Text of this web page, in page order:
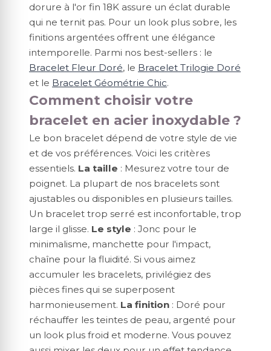
dorure à l'or fin 18K assure un éclat durable
qui ne ternit pas. Pour un look plus sobre, les
finitions argentées offrent une élégance
intemporelle. Parmi nos best-sellers : le
Bracelet Fleur Doré, le Bracelet Trilogie Doré
et le Bracelet Géométrie Chic.
Comment choisir votre
bracelet en acier inoxydable ?
Le bon bracelet dépend de votre style de vie
et de vos préférences. Voici les critères
essentiels. La taille : Mesurez votre tour de
poignet. La plupart de nos bracelets sont
ajustables ou disponibles en plusieurs tailles.
Un bracelet trop serré est inconfortable, trop
large il glisse. Le style : Jonc pour le
minimalisme, manchette pour l'impact,
chaîne pour la fluidité. Si vous aimez
accumuler les bracelets, privilégiez des
pièces fines qui se superposent
harmonieusement. La finition : Doré pour
réchauffer les teintes de peau, argenté pour
un look plus froid et moderne. Vous pouvez